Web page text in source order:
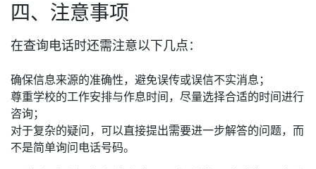
四、注意事项
在查询电话时还需注意以下几点：
确保信息来源的准确性，避免误传或误信不实消息；
尊重学校的工作安排与作息时间，尽量选择合适的时间进行
咨询；
对于复杂的疑问，可以直接提出需要进一步解答的问题，而
不是简单询问电话号码。